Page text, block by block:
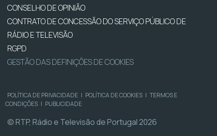
CONSELHO DE OPINIÃO
CONTRATO DE CONCESSÃO DO SERVIÇO PÚBLICO DE
RÁDIO E TELEVISÃO
RGPD
GESTÃO DAS DEFINIÇÕES DE COOKIES
POLÍTICA DE PRIVACIDADE | POLÍTICA DE COOKIES | TERMOS E
CONDIÇÕES | PUBLICIDADE
© RTP, Rádio e Televisão de Portugal 2026